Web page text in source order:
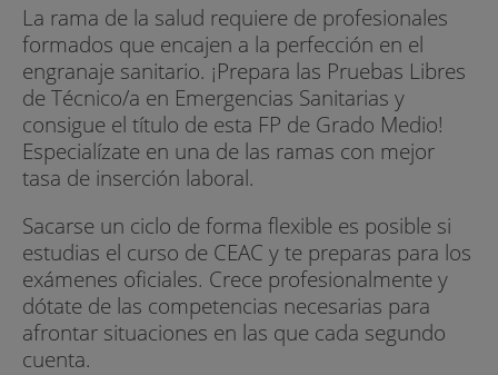
La rama de la salud requiere de profesionales
formados que encajen a la perfección en el
engranaje sanitario. ¡Prepara las Pruebas Libres
de Técnico/a en Emergencias Sanitarias y
consigue el título de esta FP de Grado Medio!
Especialízate en una de las ramas con mejor
tasa de inserción laboral.
Sacarse un ciclo de forma flexible es posible si
estudias el curso de CEAC y te preparas para los
exámenes oficiales. Crece profesionalmente y
dótate de las competencias necesarias para
afrontar situaciones en las que cada segundo
cuenta.